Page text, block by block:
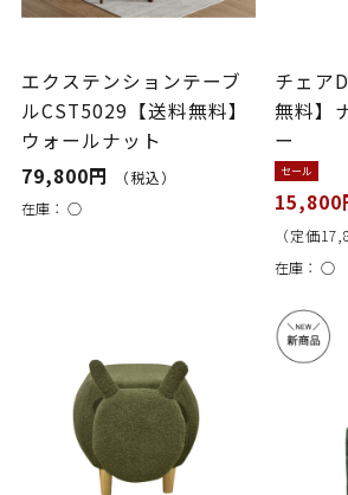
エクステンションテーブ
ルCST5029【送料無料】
ウォールナット
79,800円
（税込）
在庫： ○
チェア
無料】
ー
セール
15,800
（定価
在庫：○